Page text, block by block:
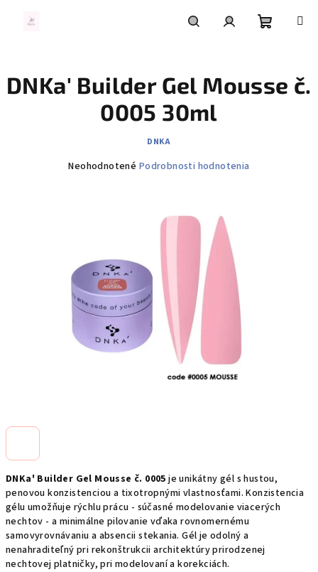
košík
DNKa' Builder Gel Mousse č. 0005 je unikátny gél s hustou,
penovou konzistenciou a tixotropnými vlastnosťami. Konzistencia
gélu umožňuje rýchlu prácu - súčasné modelovanie viacerých
nechtov - a minimálne pilovanie vďaka rovnomernému
samovyrovnávaniu a absencii stekania. Gél je odolný a
nenahraditeľný pri rekonštrukcii architektúry prirodzenej
nechtovej platničky, pri modelovaní a korekciách.
DNKa' Builder Gel Mousse č.
0005 30ml
DNKA
Priemerné
hviezdičiek.
Neohodnotené Podrobnosti hodnotenia